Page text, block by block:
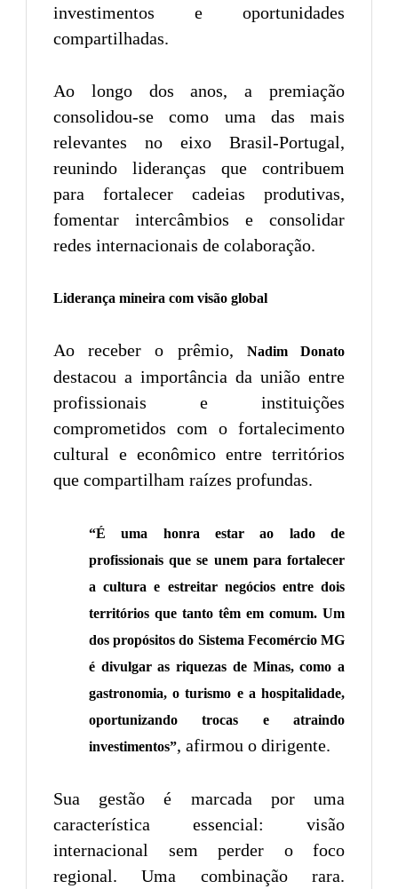
investimentos e oportunidades
compartilhadas.
Ao longo dos anos, a premiação
consolidou-se como uma das mais
relevantes no eixo Brasil-Portugal,
reunindo lideranças que contribuem
para fortalecer cadeias produtivas,
fomentar intercâmbios e consolidar
redes internacionais de colaboração.
Liderança mineira com visão global
Ao receber o prêmio, Nadim Donato
destacou a importância da união entre
profissionais e instituições
comprometidos com o fortalecimento
cultural e econômico entre territórios
que compartilham raízes profundas.
“É uma honra estar ao lado de
profissionais que se unem para fortalecer
a cultura e estreitar negócios entre dois
territórios que tanto têm em comum. Um
dos propósitos do Sistema Fecomércio MG
é divulgar as riquezas de Minas, como a
gastronomia, o turismo e a hospitalidade,
oportunizando trocas e atraindo
investimentos”, afirmou o dirigente.
Sua gestão é marcada por uma
característica essencial: visão
internacional sem perder o foco
regional. Uma combinação rara.